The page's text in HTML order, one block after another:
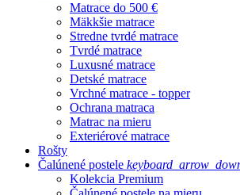
Matrace do 500 €
Mäkkšie matrace
Stredne tvrdé matrace
Tvrdé matrace
Luxusné matrace
Detské matrace
Vrchné matrace - topper
Ochrana matraca
Matrac na mieru
Exteriérové matrace
Rošty
Čalúnené postele
Kolekcia Premium